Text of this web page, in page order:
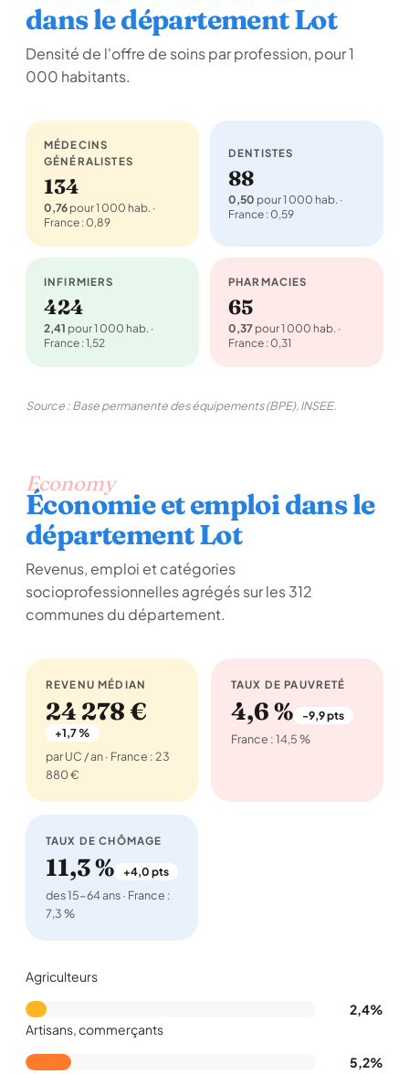
dans le département Lot
Densité de l'offre de soins par profession, pour 1
000 habitants.
MÉDECINS
GÉNÉRALISTES
134
0,76 pour 1 000 hab. ·
France : 0,89
DENTISTES
88
0,50 pour 1 000 hab. ·
France : 0,59
INFIRMIERS
424
2,41 pour 1 000 hab. ·
France : 1,52
PHARMACIES
65
0,37 pour 1 000 hab. ·
France : 0,31
Source : Base permanente des équipements (BPE), INSEE.
Economy
Économie et emploi dans le
département Lot
Revenus, emploi et catégories
socioprofessionnelles agrégés sur les 312
communes du département.
REVENU MÉDIAN
24 278 €
+1,7 %
par UC / an · France : 23
880 €
TAUX DE PAUVRETÉ
4,6 % -9,9 pts
France : 14,5 %
TAUX DE CHÔMAGE
11,3 % +4,0 pts
des 15-64 ans · France :
7,3 %
Agriculteurs
2,4%
Artisans, commerçants
5,2%